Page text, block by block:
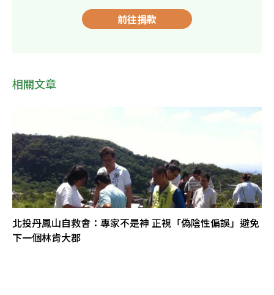
前往捐款
相關文章
北投丹鳳山自救會：專家不是神 正視「偽陰性偏誤」避免
下一個林肯大郡